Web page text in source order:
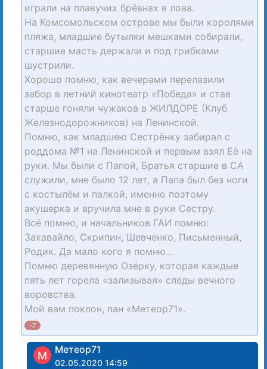
играли на плавучих брёвнах в лова.
На Комсомольском острове мы были королями
пляжа, младшие бутылки мешками собирали,
старшие масть держали и под грибками
шустрили.
Хорошо помню, как вечерами перелазили
забор в летний кинотеатр «Победа» и став
старше гоняли чужаков в ЖИЛДОРЕ (Клуб
Железнодорожников) на Ленинской.
Помню, как младшею Сестрёнку забирал с
роддома №1 на Ленинской и первым взял Её на
руки. Мы были с Папой, Братья старшие в СА
служили, мне было 12 лет, а Папа был без ноги
с костылём и палкой, именно поэтому
акушерка и вручила мне в руки Сестру.
Всё помню, и начальников ГАИ помню:
Захавайло, Скрипин, Шевченко, Письменный,
Родик. Да мало кого я помню…
Помню деревянную Озёрку, которая каждые
пять лет горела «зализывая» следы вечного
воровства.
Мой вам поклон, пан «Метеор71».
-7
М Метеор71
02.05.2020 14:59